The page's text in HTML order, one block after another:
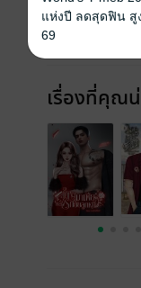
ความยาว
เรื่องที่คุณน่
แห่งปี ลดสุดฟิน สู
69